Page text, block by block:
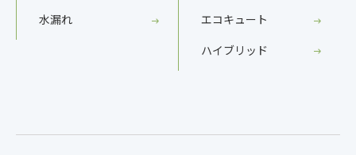
水漏れ
エコキュート
ハイブリッド